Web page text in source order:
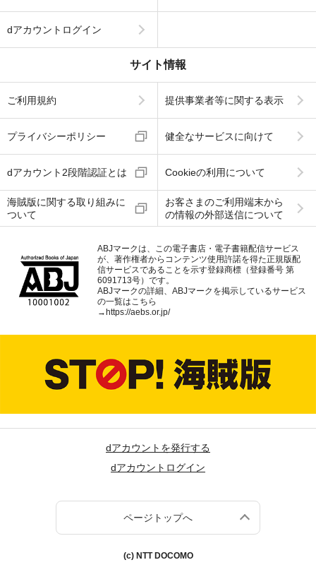
dアカウントログイン
サイト情報
ご利用規約 提供事業者等に関する表示
プライバシーポリシー 健全なサービスに向けて
dアカウント2段階認証とは Cookieの利用について
海賊版に関する取り組みに
ついて
お客さまのご利用端末から
の情報の外部送信について
ABJマークは、この電子書店・電子書籍配信サービス
が、著作権者からコンテンツ使用許諾を得た正規版配
信サービスであることを示す登録商標（登録番号 第
6091713号）です。
ABJマークの詳細、ABJマークを掲示しているサービス
の一覧はこちら
→ https://aebs.or.jp/
dアカウントを発行する
dアカウントログイン
ページトップへ
(c) NTT DOCOMO